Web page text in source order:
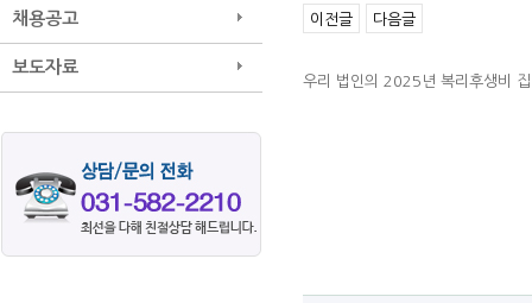
채용공고
보도자료
이전글 다음글
우리 법인의 2025년 복리후생비